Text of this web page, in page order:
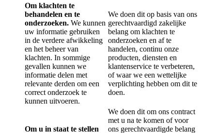
Om klachten te
behandelen en te
onderzoeken. We kunnen
uw informatie gebruiken
in de verdere afwikkeling
en het beheer van
klachten. In sommige
gevallen kunnen we
informatie delen met
relevante derden om een
correct onderzoek te
kunnen uitvoeren.
We doen dit op basis van ons
gerechtvaardigd zakelijke
belang om klachten te
onderzoeken en af te
handelen, continu onze
producten, diensten en
klantenservice te verbeteren,
of waar we een wettelijke
verplichting hebben om dit te
doen.
Om u in staat te stellen
We doen dit om ons contract
met u na te komen of voor
ons gerechtvaardigde belang